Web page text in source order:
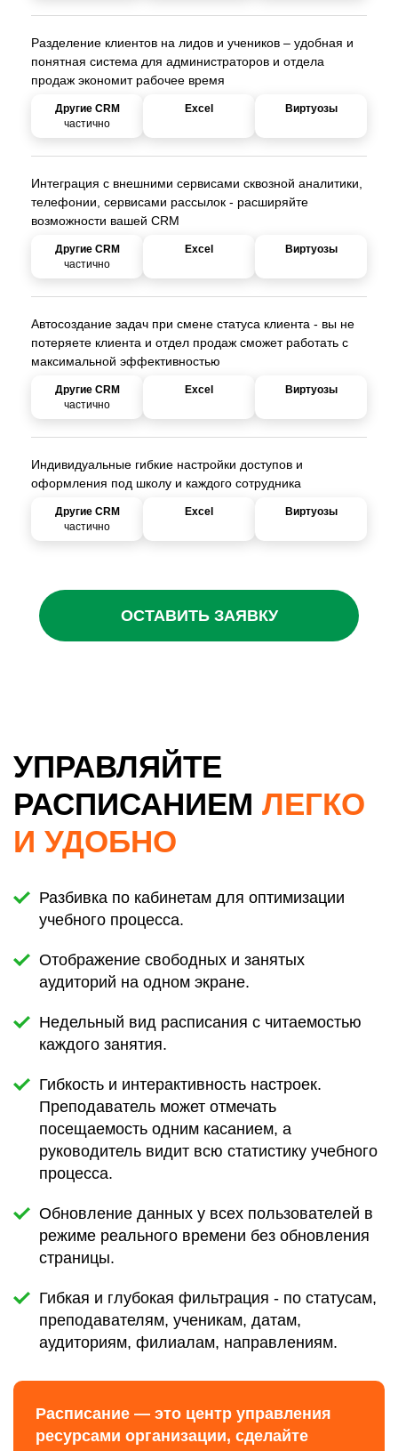
Разделение клиентов на лидов и учеников – удобная и
понятная система для администраторов и отдела
продаж экономит рабочее время
частично
Интеграция с внешними сервисами сквозной аналитики,
телефонии, сервисами рассылок - расширяйте
возможности вашей CRM
частично
Автосоздание задач при смене статуса клиента - вы не
потеряете клиента и отдел продаж сможет работать с
максимальной эффективностью
частично
Индивидуальные гибкие настройки доступов и
оформления под школу и каждого сотрудника
частично
ОСТАВИТЬ ЗАЯВКУ
УПРАВЛЯЙТЕ
РАСПИСАНИЕМ ЛЕГКО
И УДОБНО
Разбивка по кабинетам для оптимизации
учебного процесса.
Отображение свободных и занятых
аудиторий на одном экране.
Недельный вид расписания с читаемостью
каждого занятия.
Гибкость и интерактивность настроек.
Преподаватель может отмечать
посещаемость одним касанием, а
руководитель видит всю статистику учебного
процесса.
Обновление данных у всех пользователей в
режиме реального времени без обновления
страницы.
Гибкая и глубокая фильтрация - по статусам,
преподавателям, ученикам, датам,
аудиториям, филиалам, направлениям.
Расписание — это центр управления
ресурсами организации, сделайте